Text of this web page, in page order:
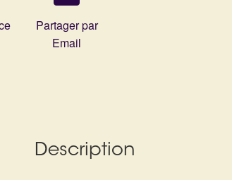
Partager par
Email
Description